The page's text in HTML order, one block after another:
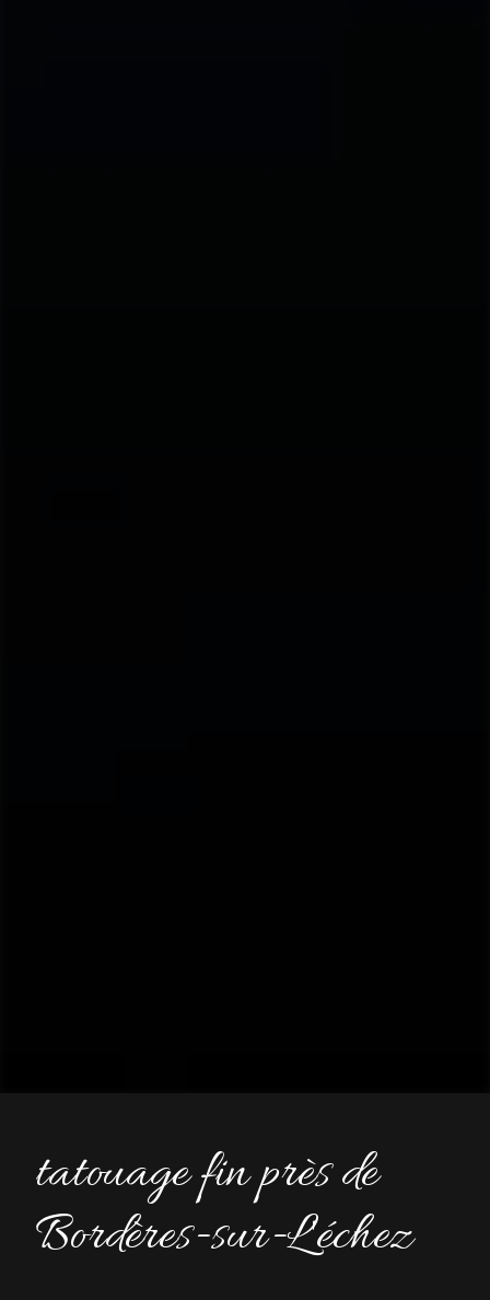
tatouage fin près de
Bordères-sur-L'échez